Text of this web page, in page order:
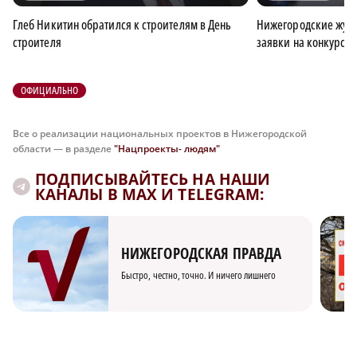
Глеб Никитин обратился к строителям в День
строителя
Нижегородские
заявки на конкурс
ОФИЦИАЛЬНО
Все о реализации национальных проектов в Нижегородской
области — в разделе"Нацпроекты- людям"
ПОДПИСЫВАЙТЕСЬ НА НАШИ
КАНАЛЫ В MAX И TELEGRAM:
НИЖЕГОРОДСКАЯ ПРАВДА
Быстро, честно, точно. И ничего лишнего